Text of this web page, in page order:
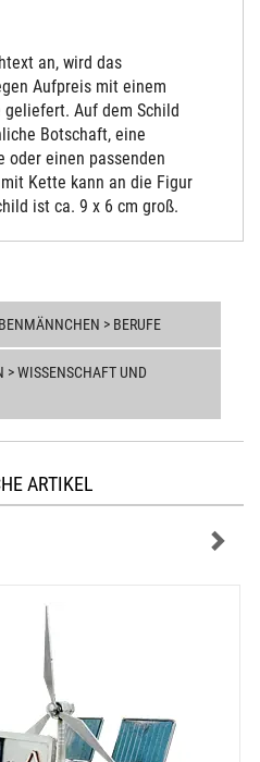
an, wird das
Aufpreis mit einem
Auf dem Schild
Botschaft, eine
oder einen passenden
Kette kann an die Figur
ist ca. 9 x 6 cm groß.
> BERUFE
> WISSENSCHAFT UND
ARTIKEL